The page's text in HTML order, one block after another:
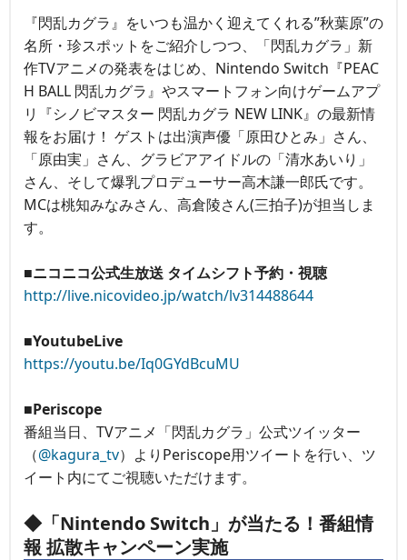
『閃乱カグラ』をいつも温かく迎えてくれる”秋葉原”の
名所・珍スポットをご紹介しつつ、「閃乱カグラ」新
作TVアニメの発表をはじめ、Nintendo Switch『PEAC
H BALL 閃乱カグラ』やスマートフォン向けゲームアプ
リ『シノビマスター 閃乱カグラ NEW LINK』の最新情
報をお届け！ ゲストは出演声優「原田ひとみ」さん、
「原由実」さん、グラビアアイドルの「清水あいり」
さん、そして爆乳プロデューサー高木謙一郎氏です。
MCは桃知みなみさん、高倉陵さん(三拍子)が担当しま
す。
■ニコニコ公式生放送 タイムシフト予約・視聴
http://live.nicovideo.jp/watch/lv314488644
■YoutubeLive
https://youtu.be/Iq0GYdBcuMU
■Periscope
番組当日、TVアニメ「閃乱カグラ」公式ツイッター
（@kagura_tv）よりPeriscope用ツイートを行い、ツ
イート内にてご視聴いただけます。
◆「Nintendo Switch」が当たる！番組情
報 拡散キャンペーン実施